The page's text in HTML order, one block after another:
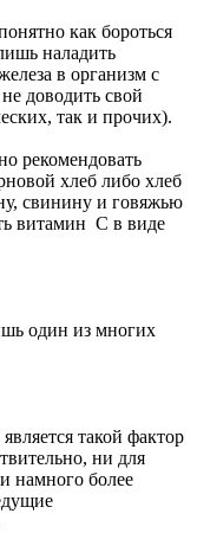
как бороться
наладить
в организм с
доводить свой
так и прочих).
рекомендовать
хлеб либо хлеб
свинину и говяжью
витамин С в виде
один из многих
такой фактор
ни для
намного более